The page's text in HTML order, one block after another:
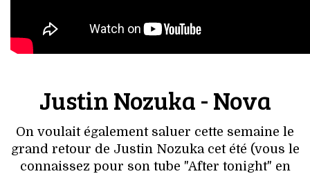
Justin Nozuka - Nova
On voulait également saluer cette semaine le
grand retour de Justin Nozuka cet été (vous le
connaissez pour son tube "After tonight" en